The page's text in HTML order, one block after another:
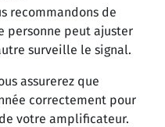
recommandons de
peut ajuster
surveille le signal.
assurerez que
correctement pour
votre amplificateur.